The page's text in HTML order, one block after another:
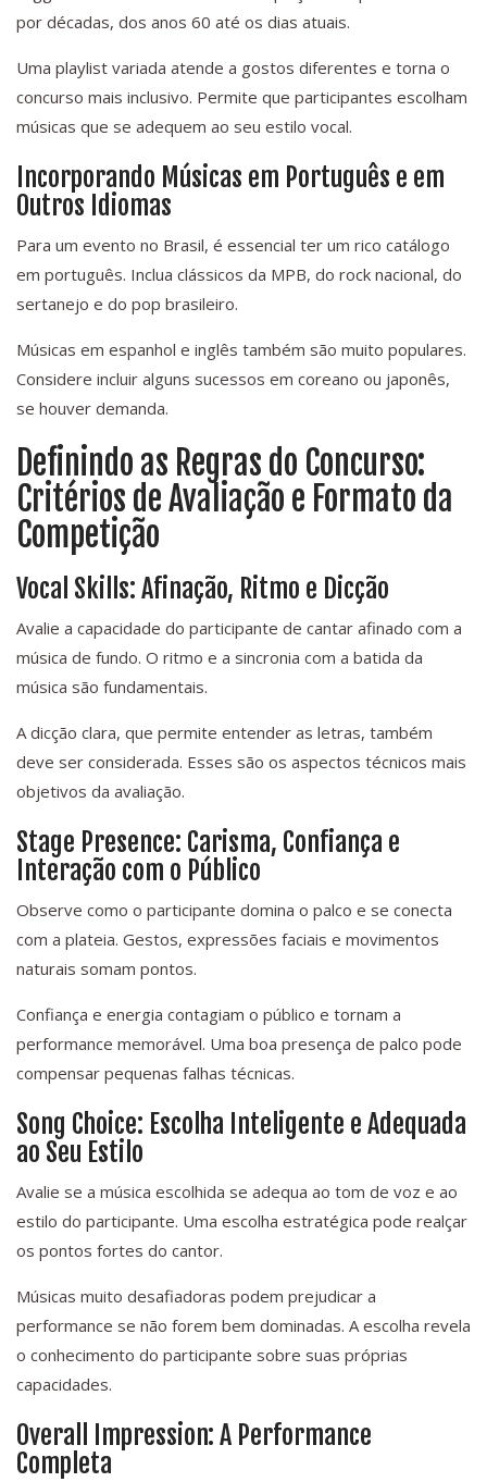
por décadas, dos anos 60 até os dias atuais.
Uma playlist variada atende a gostos diferentes e torna o
concurso mais inclusivo. Permite que participantes escolham
músicas que se adequem ao seu estilo vocal.
Incorporando Músicas em Português e em
Outros Idiomas
Para um evento no Brasil, é essencial ter um rico catálogo
em português. Inclua clássicos da MPB, do rock nacional, do
sertanejo e do pop brasileiro.
Músicas em espanhol e inglês também são muito populares.
Considere incluir alguns sucessos em coreano ou japonês,
se houver demanda.
Definindo as Regras do Concurso:
Critérios de Avaliação e Formato da
Competição
Vocal Skills: Afinação, Ritmo e Dicção
Avalie a capacidade do participante de cantar afinado com a
música de fundo. O ritmo e a sincronia com a batida da
música são fundamentais.
A dicção clara, que permite entender as letras, também
deve ser considerada. Esses são os aspectos técnicos mais
objetivos da avaliação.
Stage Presence: Carisma, Confiança e
Interação com o Público
Observe como o participante domina o palco e se conecta
com a plateia. Gestos, expressões faciais e movimentos
naturais somam pontos.
Confiança e energia contagiam o público e tornam a
performance memorável. Uma boa presença de palco pode
compensar pequenas falhas técnicas.
Song Choice: Escolha Inteligente e Adequada
ao Seu Estilo
Avalie se a música escolhida se adequa ao tom de voz e ao
estilo do participante. Uma escolha estratégica pode realçar
os pontos fortes do cantor.
Músicas muito desafiadoras podem prejudicar a
performance se não forem bem dominadas. A escolha revela
o conhecimento do participante sobre suas próprias
capacidades.
Overall Impression: A Performance
Completa